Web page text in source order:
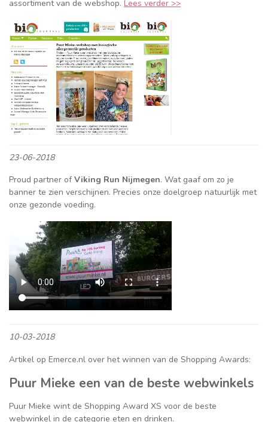
assortiment van de webshop. Lees verder >>
23-06-2018
Proud partner ofViking Run Nijmegen. Wat gaaf om zo je
banner te zien verschijnen. Precies onze doelgroep natuurlijk met
onze gezonde voeding.
10-03-2018
Artikel op Emerce.nl over het winnen van de Shopping Awards:
Puur Mieke een van de beste webwinkels
Puur Mieke wint de Shopping Award XS voor de beste
webwinkel in de categorie eten en drinken.